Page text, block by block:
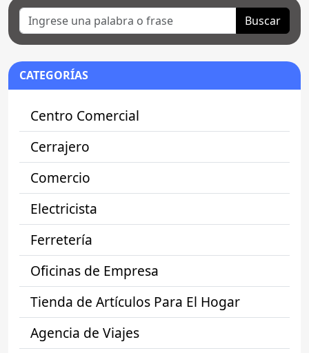
Buscar
CATEGORÍAS
Centro Comercial
Cerrajero
Comercio
Electricista
Ferretería
Oficinas de Empresa
Tienda de Artículos Para El Hogar
Agencia de Viajes